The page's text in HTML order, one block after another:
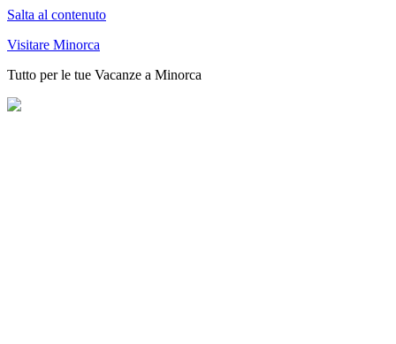
Salta al contenuto
Visitare Minorca
Tutto per le tue Vacanze a Minorca